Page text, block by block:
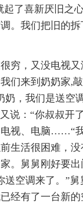
了喜新厌旧之
。我们把旧的
，又没电视又
们来到奶奶家,
奶，我们是送空
说：“你叔叔开
视、电脑……“
生活很困难，
。舅舅刚好要出
送空调来了。”
经有了一台新